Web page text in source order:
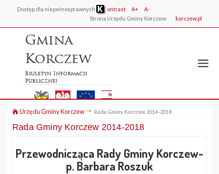
Dostęp dla niepełnosprawnych ontrast A+
A-
Strona Urzędu Gminy Korczew:
korczew.pl
Gmina
Korczew
Biuletyn Informacji
Publicznej
Urzędu Gminy Korczew Rada Gminy Korczew 2014-2018
Rada Gminy Korczew 2014-2018
Przewodnicząca Rady Gminy Korczew-
p. Barbara Roszuk